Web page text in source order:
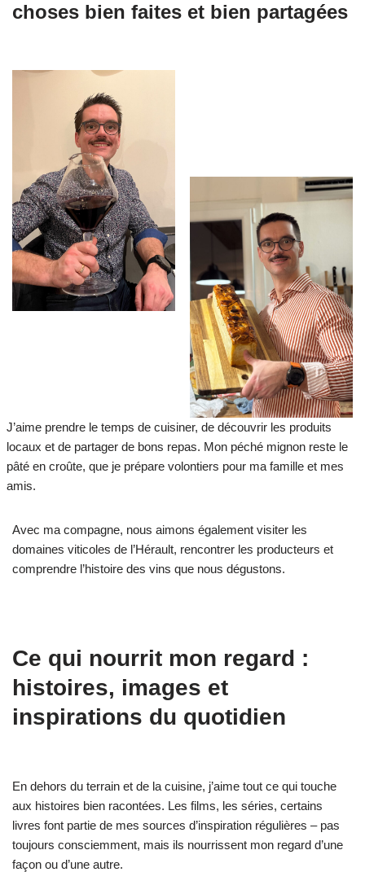
choses bien faites et bien partagées
J’aime prendre le temps de cuisiner, de découvrir les produits
locaux et de partager de bons repas. Mon péché mignon reste le
pâté en croûte, que je prépare volontiers pour ma famille et mes
amis.
Avec ma compagne, nous aimons également visiter les
domaines viticoles de l’Hérault, rencontrer les producteurs et
comprendre l’histoire des vins que nous dégustons.
Ce qui nourrit mon regard :
histoires, images et
inspirations du quotidien
En dehors du terrain et de la cuisine, j’aime tout ce qui touche
aux histoires bien racontées. Les films, les séries, certains
livres font partie de mes sources d’inspiration régulières – pas
toujours consciemment, mais ils nourrissent mon regard d’une
façon ou d’une autre.